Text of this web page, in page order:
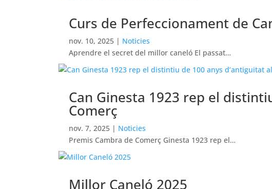
Curs de Perfeccionament de
nov. 10, 2025 | Noticies
Aprendre el secret del millor caneló El passat…
Can Ginesta 1923 rep el
Comerç
nov. 7, 2025 | Noticies
Premis Cambra de Comerç Ginesta 1923 rep el…
Millor Caneló 2025